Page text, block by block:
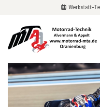
Werkstatt-